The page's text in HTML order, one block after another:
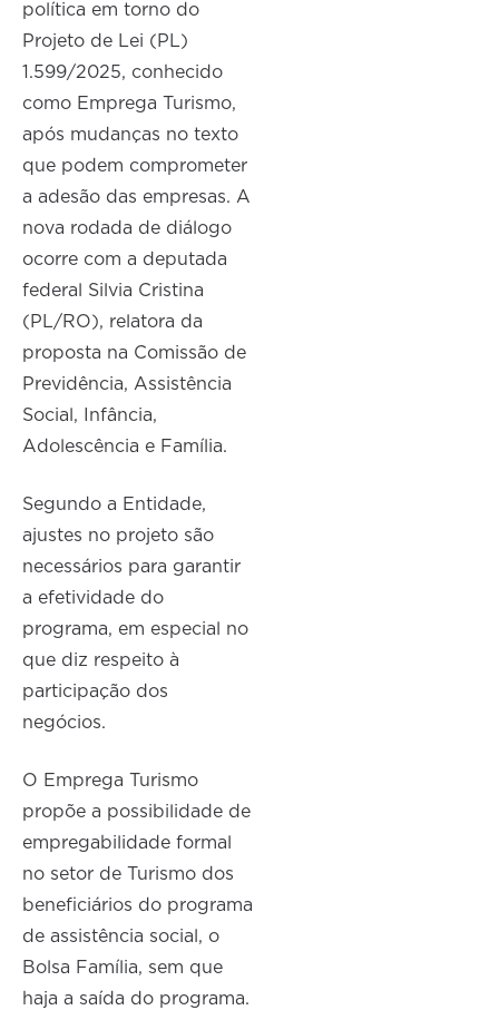
política em torno do
Projeto de Lei (PL)
1.599/2025, conhecido
como Emprega Turismo,
após mudanças no texto
que podem comprometer
a adesão das empresas. A
nova rodada de diálogo
ocorre com a deputada
federal Silvia Cristina
(PL/RO), relatora da
proposta na Comissão de
Previdência, Assistência
Social, Infância,
Adolescência e Família.
Segundo a Entidade,
ajustes no projeto são
necessários para garantir
a efetividade do
programa, em especial no
que diz respeito à
participação dos
negócios.
O Emprega Turismo
propõe a possibilidade de
empregabilidade formal
no setor de Turismo dos
beneficiários do programa
de assistência social, o
Bolsa Família, sem que
haja a saída do programa.